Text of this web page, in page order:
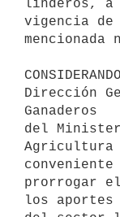
linderos, a
vigencia
mencionada
Dirección
Ganaderos
del
Agricultura
conveniente
prorrogar
los aportes